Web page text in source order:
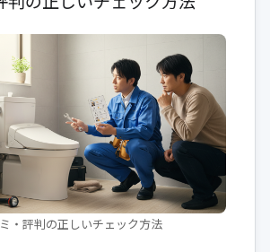
・評判の正しいチェック方法